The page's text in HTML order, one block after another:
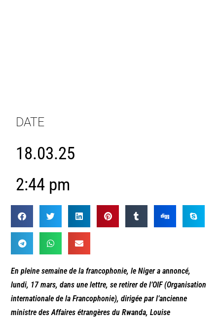
DATE
18.03.25
2:44 pm
En pleine semaine de la francophonie, le Niger a annoncé,
lundi, 17 mars, dans une lettre, se retirer de l’OIF (Organisation
internationale de la Francophonie), dirigée par l’ancienne
ministre des Affaires étrangères du Rwanda, Louise